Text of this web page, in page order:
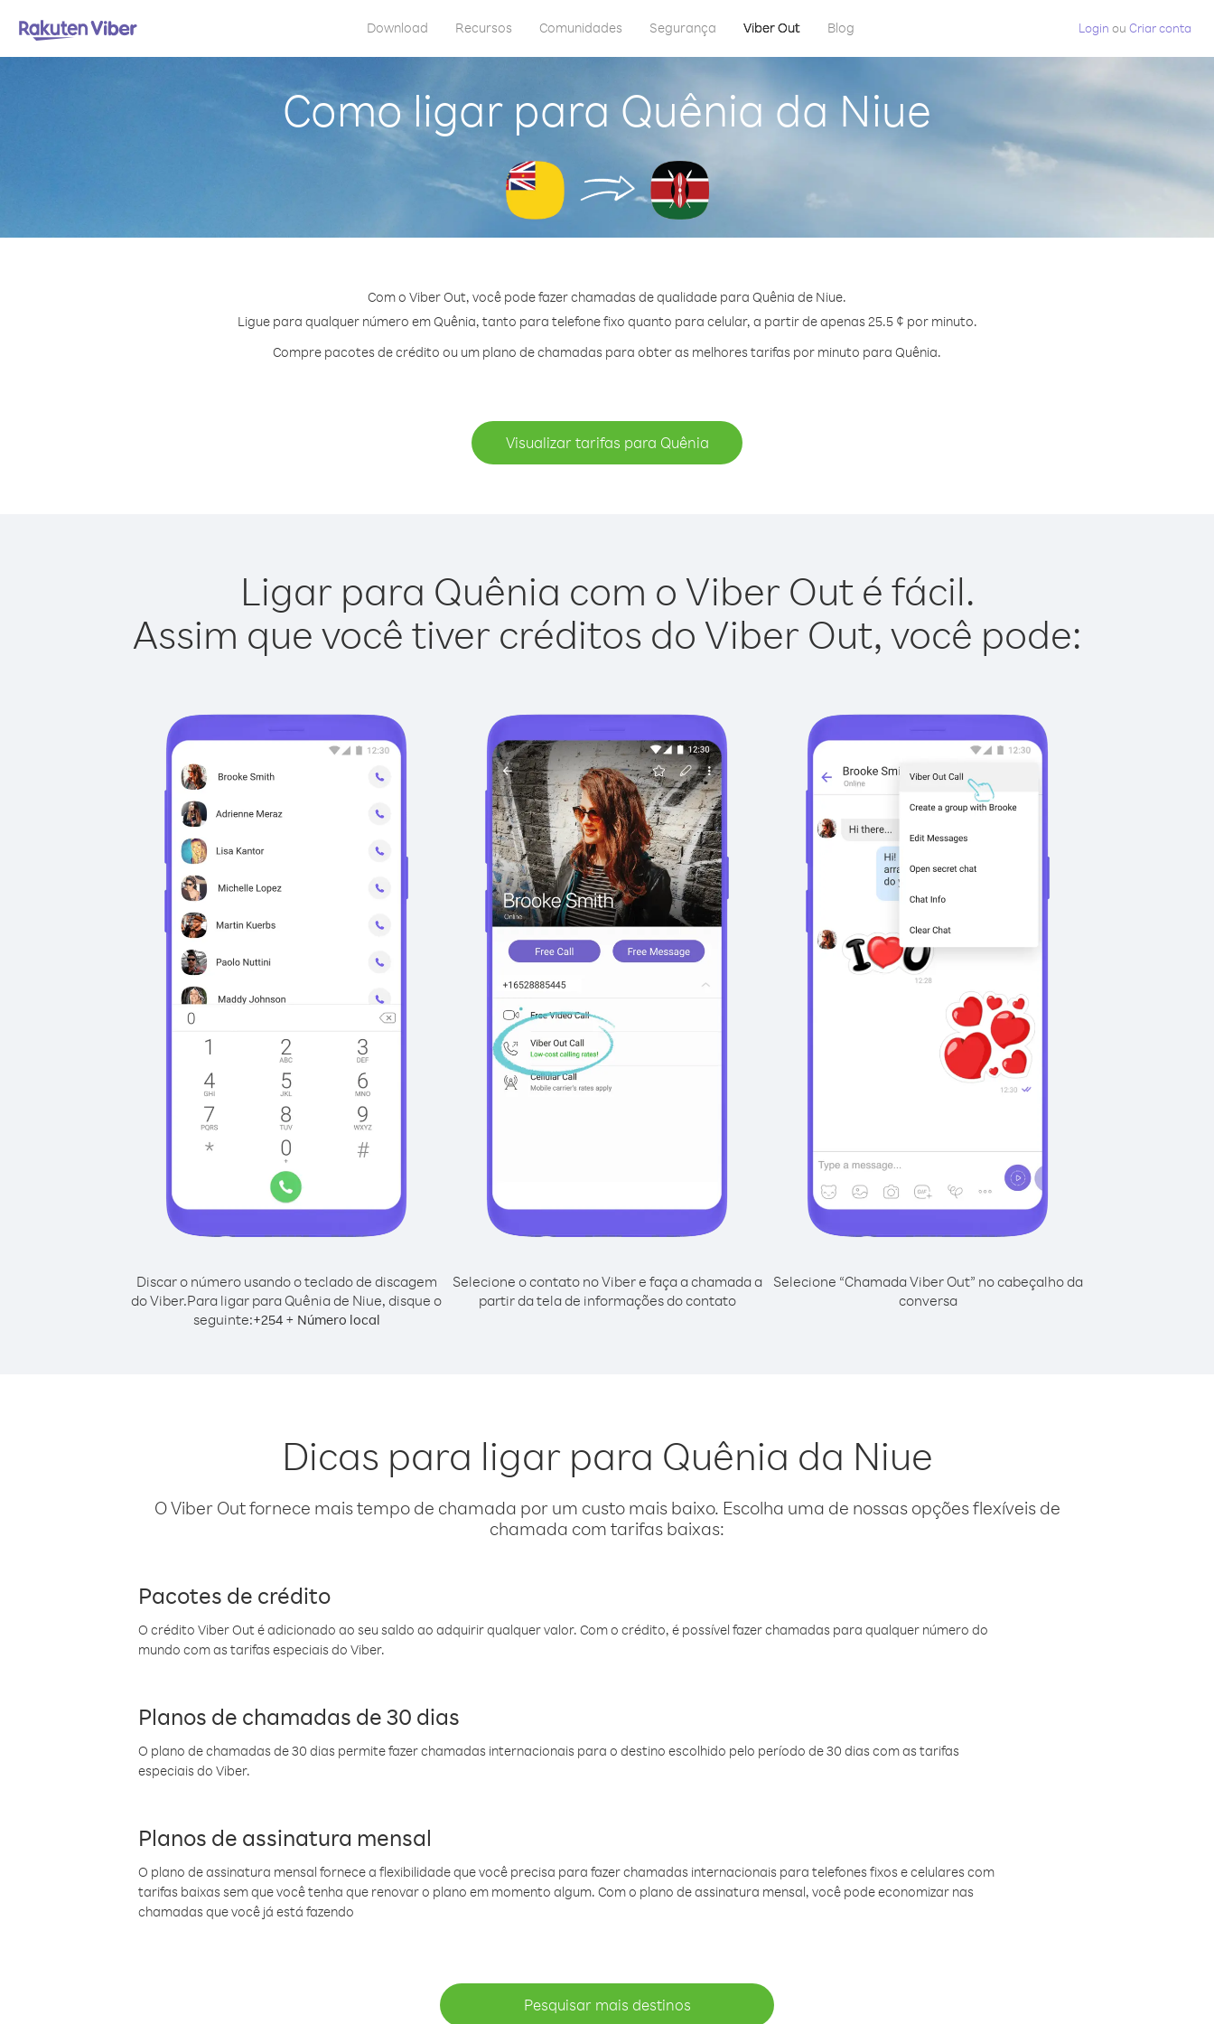
Download Recursos Comunidades Segurança Viber Out Blog Login ou Criar conta
Como ligar para Quênia da Niue
Com o Viber Out, você pode fazer chamadas de qualidade para Quênia de Niue.
Ligue para qualquer número em Quênia, tanto para telefone fixo quanto para celular, a partir de apenas 25.5 ¢ por minuto.
Compre pacotes de crédito ou um plano de chamadas para obter as melhores tarifas por minuto para Quênia.
Visualizar tarifas para Quênia
Ligar para Quênia com o Viber Out é fácil.
Assim que você tiver créditos do Viber Out, você pode:
Discar o número usando o teclado de discagem
do Viber.Para ligar para Quênia de Niue, disque o
seguinte:+254+ Número local
Selecione o contato no Viber e faça a chamada a
partir da tela de informações do contato
Selecione “Chamada Viber Out” no cabeçalho da
conversa
Dicas para ligar para Quênia da Niue
O Viber Out fornece mais tempo de chamada por um custo mais baixo. Escolha uma de nossas opções flexíveis de
chamada com tarifas baixas:
Pacotes de crédito
O crédito Viber Out é adicionado ao seu saldo ao adquirir qualquer valor. Com o crédito, é possível fazer chamadas para qualquer número do
mundo com as tarifas especiais do Viber.
Planos de chamadas de 30 dias
O plano de chamadas de 30 dias permite fazer chamadas internacionais para o destino escolhido pelo período de 30 dias com as tarifas
especiais do Viber.
Planos de assinatura mensal
O plano de assinatura mensal fornece a flexibilidade que você precisa para fazer chamadas internacionais para telefones fixos e celulares com
tarifas baixas sem que você tenha que renovar o plano em momento algum. Com o plano de assinatura mensal, você pode economizar nas
chamadas que você já está fazendo
Pesquisar mais destinos